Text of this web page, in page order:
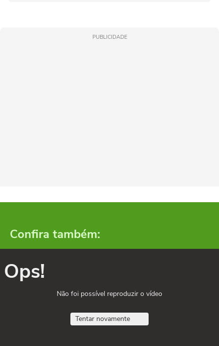
PUBLICIDADE
Confira também:
Ops!
Não foi possível reproduzir o vídeo
Tentar novamente